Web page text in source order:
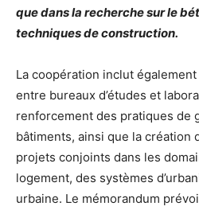
que dans la recherche sur le
techniques de construction.
La coopération inclut également
entre bureaux d’études et
renforcement des pratiques de
bâtiments, ainsi que la création
projets conjoints dans les
logement, des systèmes
urbaine. Le mémorandum